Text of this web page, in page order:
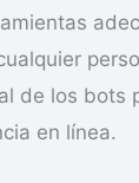
de los bots
en línea.